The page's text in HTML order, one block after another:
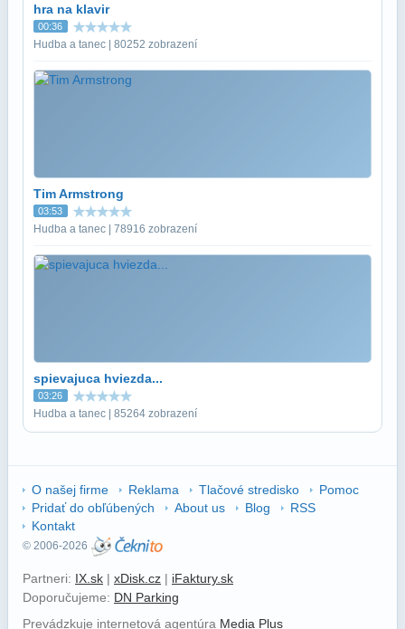
hra na klavir
00:36
Hudba a tanec | 80252 zobrazení
Tim Armstrong
03:53
Hudba a tanec | 78916 zobrazení
spievajuca hviezda...
03:26
Hudba a tanec | 85264 zobrazení
O našej firme Reklama Tlačové stredisko
Pomoc
Pridať do obľúbených
About us Blog
RSS
Kontakt
© 2006-2026
Partneri: IX.sk | xDisk.cz | iFaktury.sk
Doporučujeme: DN Parking
Prevádzkuje internetová agentúra Media Plus